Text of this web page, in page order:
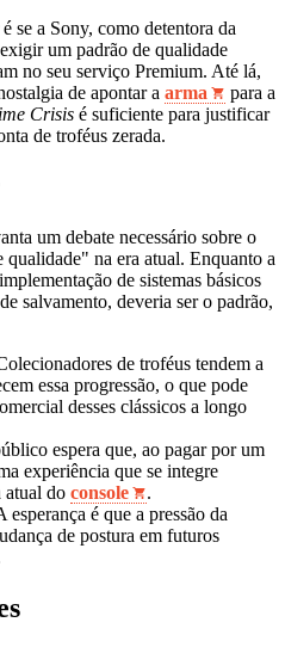
se a Sony, como detentora da
um padrão de qualidade
no seu serviço Premium. Até lá,
de apontar a arma
para a
Crisis é suficiente para justificar
de troféus zerada.
um debate necessário sobre o
na era atual. Enquanto a
de sistemas básicos
salvamento, deveria ser o padrão,
de troféus tendem a
essa progressão, o que pode
desses clássicos a longo
espera que, ao pagar por um
experiência que se integre
atual do console
.
esperança é que a pressão da
de postura em futuros